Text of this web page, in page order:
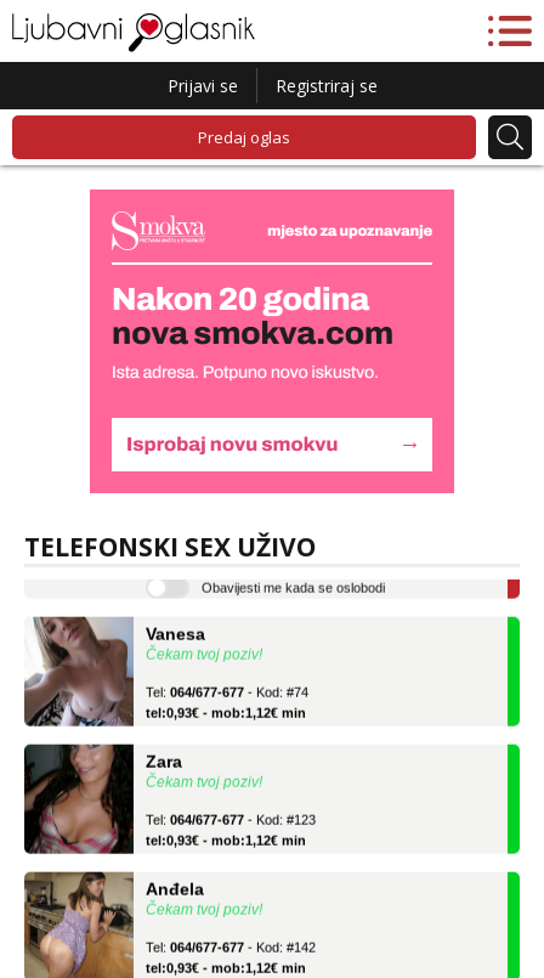
Prijavi se Registriraj se
Predaj oglas
TELEFONSKI SEX UŽIVO
Lucija
Razgovaram :)
tel:0,93€ - mob:1,12€ min
Čekam tvoj poziv!
tel:0,93€ - mob:1,12€ min
Čekam tvoj poziv!
tel:0,93€ - mob:1,12€ min
Čekam tvoj poziv!
tel:0,93€ - mob:1,12€ min